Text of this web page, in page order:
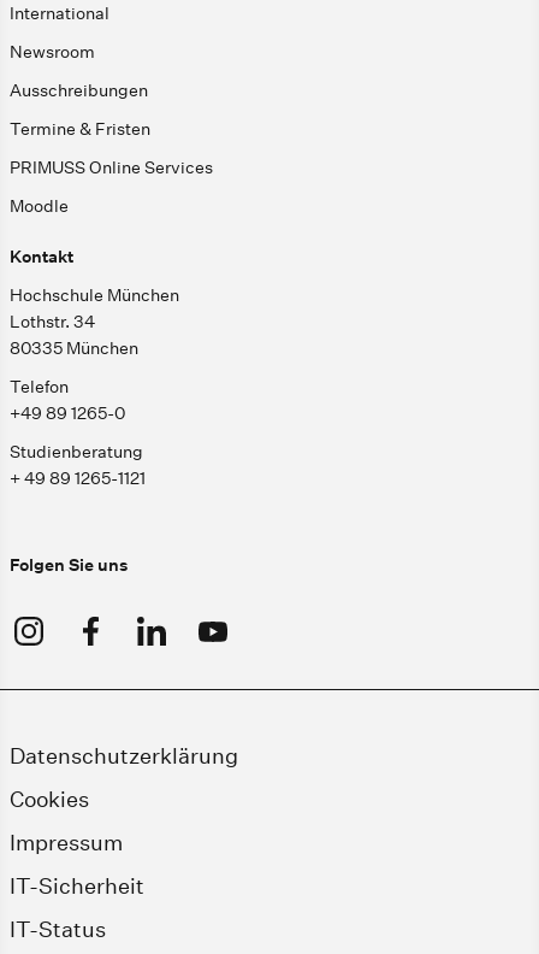
International
Newsroom
Ausschreibungen
Termine & Fristen
PRIMUSS Online Services
Moodle
Kontakt
Hochschule München
Lothstr. 34
80335 München
Telefon
+49 89 1265-0
Studienberatung
+ 49 89 1265-1121
Folgen Sie uns
Datenschutzerklärung
Cookies
Impressum
IT-Sicherheit
IT-Status